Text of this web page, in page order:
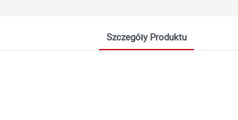
Szczegóły Produktu